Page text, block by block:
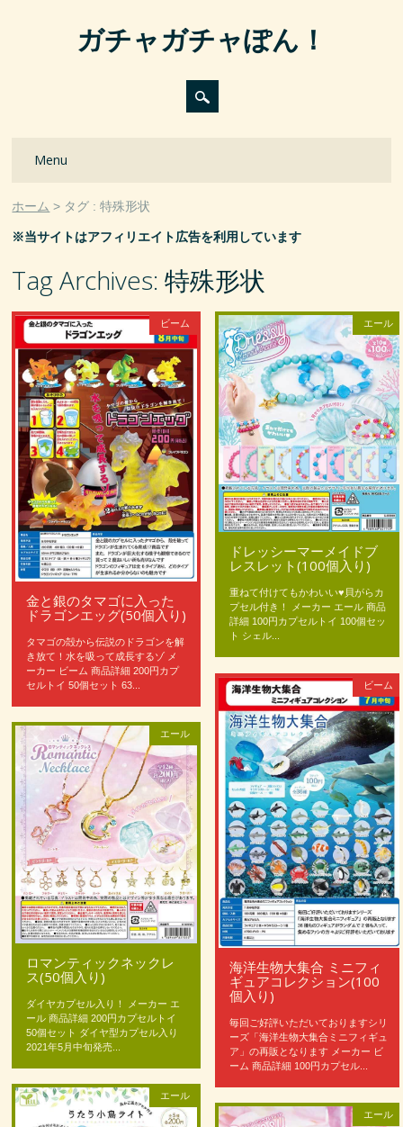
ガチャガチャぽん！
Main menu
Menu
ホーム タグ : 特殊形状
※当サイトはアフィリエイト広告を利用しています
Tag Archives:特殊形状
ビーム
金と銀のタマゴに入った
ドラゴンエッグ(50個入り)
タマゴの殻から伝説のドラゴンを解
き放て！水を吸って成長するゾ メ
ーカー ビーム 商品詳細 200円カプ
セルトイ 50個セット 63...
エール
ドレッシーマーメイドブ
レスレット(100個入り)
重ねて付けてもかわいい♥貝がらカ
プセル付き！ メーカー エール 商品
詳細 100円カプセルトイ 100個セッ
ト シェル...
ビーム
海洋生物大集合 ミニフィ
ギュアコレクション(100
個入り)
毎回ご好評いただいておりますシリ
ーズ「海洋生物大集合ミニフィギュ
ア」の再販となります メーカー ビ
ーム 商品詳細 100円カプセル...
エール
ロマンティックネックレ
ス(50個入り)
ダイヤカプセル入り！ メーカー エ
ール 商品詳細 200円カプセルトイ
50個セット ダイヤ型カプセル入り
2021年5月中旬発売...
エール
エール